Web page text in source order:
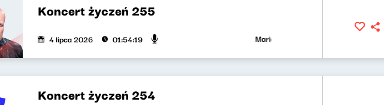
Koncert życzeń 255
4 lipca 2026 01:54:19 Maria Zamachowska, Piotr Bukartyk
Koncert życzeń 254